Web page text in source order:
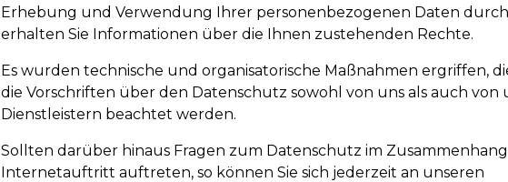
Erhebung und Verwendung Ihrer personenbezogenen Daten durch
erhalten Sie Informationen über die Ihnen zustehenden Rechte.
Es wurden technische und organisatorische Maßnahmen ergriffen,
die Vorschriften über den Datenschutz sowohl von uns als auch von
Dienstleistern beachtet werden.
Sollten darüber hinaus Fragen zum Datenschutz im
Internetauftritt auftreten, so können Sie sich jederzeit an unseren